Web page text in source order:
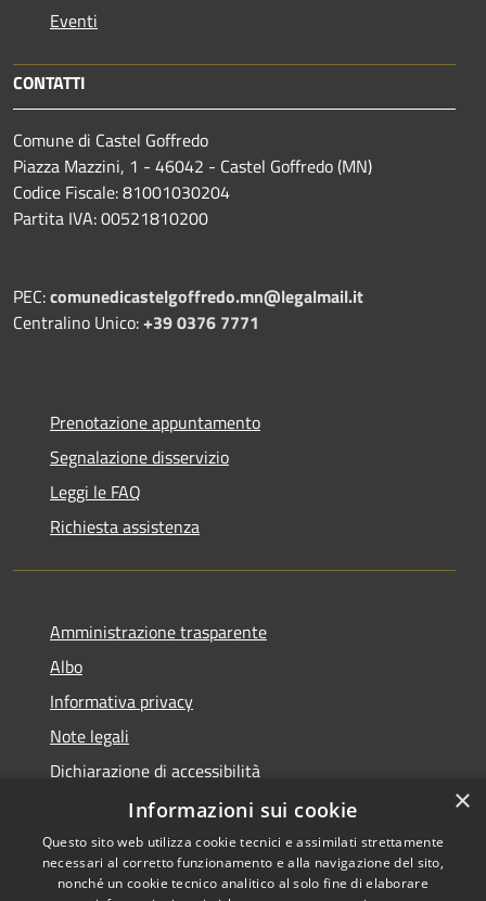
Eventi
CONTATTI
Comune di Castel Goffredo
Piazza Mazzini, 1 - 46042 - Castel Goffredo (MN)
Codice Fiscale: 81001030204
Partita IVA: 00521810200
PEC:comunedicastelgoffredo.mn@legalmail.it
Centralino Unico:+39 0376 7771
Prenotazione appuntamento
Segnalazione disservizio
Leggi le FAQ
Richiesta assistenza
Amministrazione trasparente
Albo
Informativa privacy
Note legali
Dichiarazione di accessibilità
Piano di miglioramento
×
Informazioni sui cookie
Questo sito web utilizza cookie tecnici e assimilati strettamente
necessari al corretto funzionamento e alla navigazione del sito,
nonché un cookie tecnico analitico al solo fine di elaborare